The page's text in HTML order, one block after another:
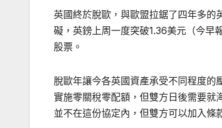
英國終於脫歐，與歐盟拉鋸了四年多的
礙，英鎊上周一度突破1.36美元（今早
股票。
脫歐年讓今各英國資產承受不同程度
實施零關稅零配額，但雙方日後需要就
並不在這份協定內，但雙方可以加入條